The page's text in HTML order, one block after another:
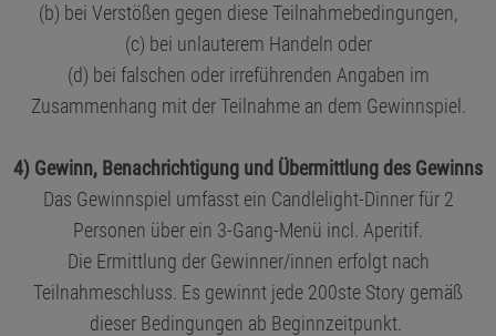
(b) bei Verstößen gegen diese Teilnahmebedingungen,
(c) bei unlauterem Handeln oder
(d) bei falschen oder irreführenden Angaben im
Zusammenhang mit der Teilnahme an dem Gewinnspiel.
4) Gewinn, Benachrichtigung und Übermittlung des Gewinns
Das Gewinnspiel umfasst ein Candlelight-Dinner für 2
Personen über ein 3-Gang-Menü incl. Aperitif.
Die Ermittlung der Gewinner/innen erfolgt nach
Teilnahmeschluss. Es gewinnt jede 200ste Story gemäß
dieser Bedingungen ab Beginnzeitpunkt.